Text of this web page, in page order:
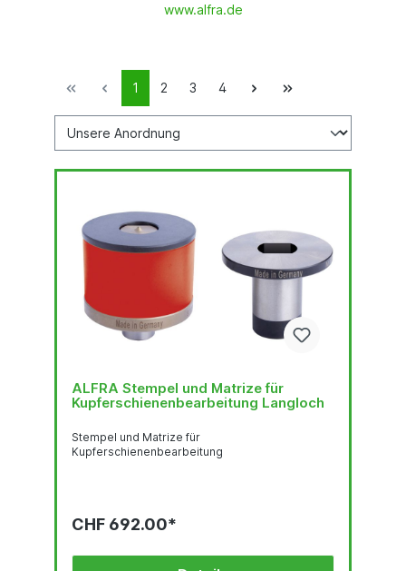
www.alfra.de
1 2 3 4
ALFRA Stempel und Matrize für
Kupferschienenbearbeitung Langloch
Stempel und Matrize für
Kupferschienenbearbeitung
CHF 692.00*